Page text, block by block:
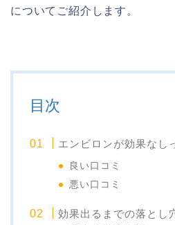
についてご紹介します。
目次
エンビロンが効果なし
良い口コミ
悪い口コミ
効果出るまでの落とし